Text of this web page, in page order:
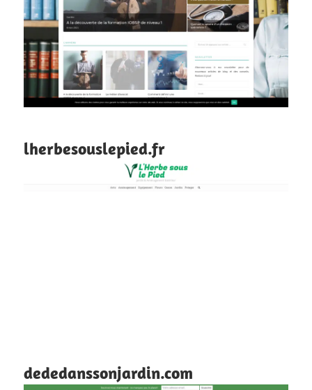
lherbesouslepied.fr
dededanssonjardin.com